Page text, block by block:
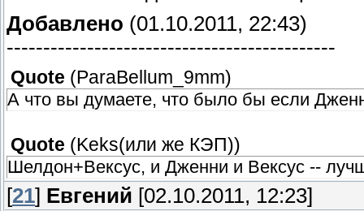
Добавлено (01.10.2011, 22:43)
---------------------------------------------
Quote ( ParaBellum_9mm)
А что вы думаете, что было бы если
Quote ( Keks(или же КЭП))
Шелдон+Вексус, и Дженни и Вексус --
[21] Евгений [02.10.2011, 12:23]